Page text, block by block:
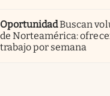
OportunidadBuscan
de Norteamérica:
trabajo por semana